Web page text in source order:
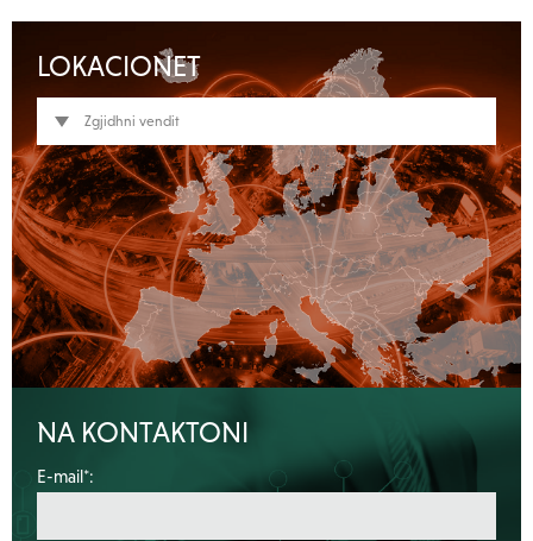
LOKACIONET
Zgjidhni vendit
NA KONTAKTONI
E-mail*: